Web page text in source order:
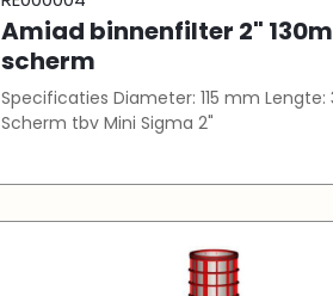
Amiad binnenfilter 2"
scherm
Specificaties Diameter: 115 mm Lengte: 375 mm
Scherm tbv Mini Sigma 2"